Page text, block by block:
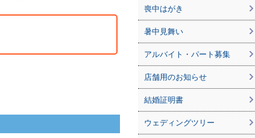
喪中はがき
暑中見舞い
アルバイト・パート募集
店舗用のお知らせ
結婚証明書
ウェディングツリー